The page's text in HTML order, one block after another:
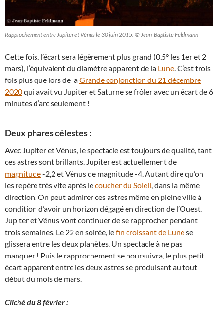
Rapprochement entre Jupiter et Vénus le 30 juin 2015. © Jean-Baptiste Feldmann
Cette fois, l’écart sera légèrement plus grand (0,5° les 1er et 2
mars), l’équivalent du diamètre apparent de la Lune . C’est trois
fois plus que lors de laGrande conjonction du 21 décembre
2020qui avait vu Jupiter et Saturne se frôler avec un écart de 6
minutes d’arc seulement !
Deux phares célestes :
Avec Jupiter et Vénus, le spectacle est toujours de qualité, tant
ces astres sont brillants. Jupiter est actuellement de
magnitude-2,2 et Vénus de magnitude -4. Autant dire qu’on
les repère très vite après lecoucher du Soleil , dans la même
direction. On peut admirer ces astres même en pleine ville à
condition d’avoir un horizon dégagé en direction de l’Ouest.
Jupiter et Vénus vont continuer de se rapprocher pendant
trois semaines. Le 22 en soirée, lefin croissant de Lunese
glissera entre les deux planètes. Un spectacle à ne pas
manquer ! Puis le rapprochement se poursuivra, le plus petit
écart apparent entre les deux astres se produisant au tout
début du mois de mars.
Cliché du 8 février :